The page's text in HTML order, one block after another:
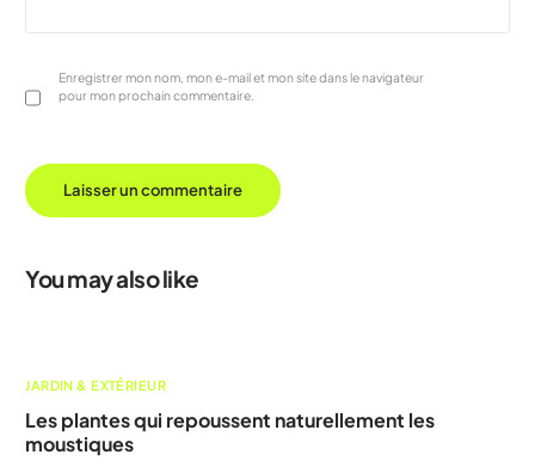
Enregistrer mon nom, mon e-mail et mon site dans le navigateur
pour mon prochain commentaire.
You may also like
JARDIN & EXTÉRIEUR
Les plantes qui repoussent naturellement les
moustiques